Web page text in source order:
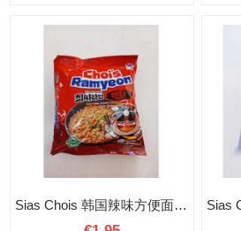
Sias Chois 韩国辣味方便面 113克